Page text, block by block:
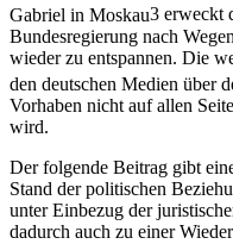
Gabriel in Moskau3 erweckt
Bundesregierung nach
wieder zu entspannen. Die
den deutschen Medien über
Vorhaben nicht auf allen
wird.
Der folgende Beitrag gibt
Stand der politischen
unter Einbezug der
dadurch auch zu einer